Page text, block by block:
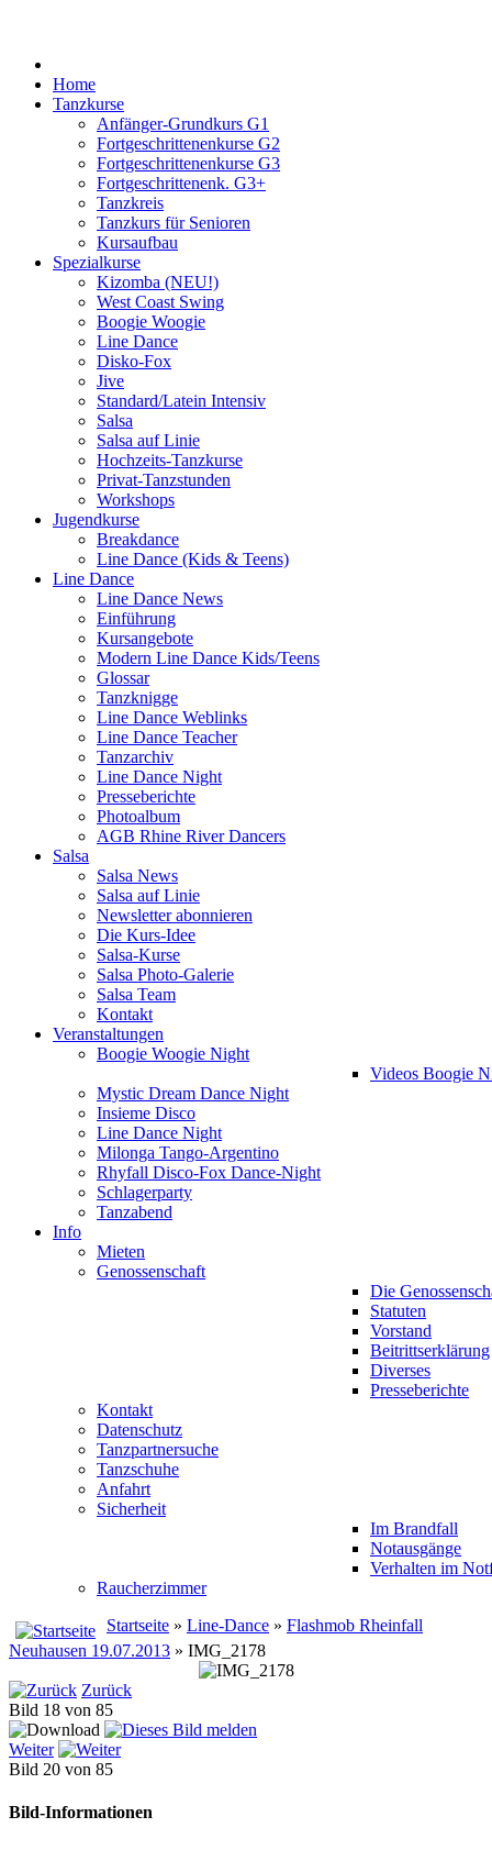
Home
Tanzkurse
Anfänger-Grundkurs G1
Fortgeschrittenenkurse G2
Fortgeschrittenenkurse G3
Fortgeschrittenenk. G3+
Tanzkreis
Tanzkurs für Senioren
Kursaufbau
Spezialkurse
Kizomba (NEU!)
West Coast Swing
Boogie Woogie
Line Dance
Disko-Fox
Jive
Standard/Latein Intensiv
Salsa
Salsa auf Linie
Hochzeits-Tanzkurse
Privat-Tanzstunden
Workshops
Jugendkurse
Breakdance
Line Dance (Kids & Teens)
Line Dance
Line Dance News
Einführung
Kursangebote
Modern Line Dance Kids/Teens
Glossar
Tanzknigge
Line Dance Weblinks
Line Dance Teacher
Tanzarchiv
Line Dance Night
Presseberichte
Photoalbum
AGB Rhine River Dancers
Salsa
Salsa News
Salsa auf Linie
Newsletter abonnieren
Die Kurs-Idee
Salsa-Kurse
Salsa Photo-Galerie
Salsa Team
Kontakt
Veranstaltungen
Boogie Woogie Night
Videos Boogie
Mystic Dream Dance Night
Insieme Disco
Line Dance Night
Milonga Tango-Argentino
Rhyfall Disco-Fox Dance-Night
Schlagerparty
Tanzabend
Info
Mieten
Genossenschaft
Die
Statuten
Vorstand
Beitrittserklärung
Diverses
Presseberichte
Kontakt
Datenschutz
Tanzpartnersuche
Tanzschuhe
Anfahrt
Sicherheit
Im Brandfall
Notausgänge
Verhalten im
Raucherzimmer
Startseite » Line-Dance » Flashmob Rheinfall
Neuhausen 19.07.2013 » IMG_2178
Zurück
Bild 18 von 85
Weiter
Bild 20 von 85
Bild-Informationen